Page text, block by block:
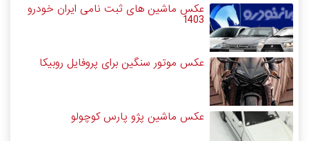
عکس ماشین های ثبت نامی ایران خودرو
1403
عکس موتور سنگین برای پروفایل روبیکا
عکس ماشین پژو پارس کوچولو